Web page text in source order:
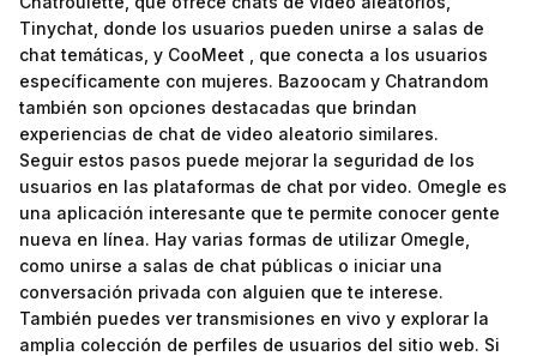
Tinychat, donde los usuarios pueden unirse a salas de
chat temáticas, y CooMeet , que conecta a los usuarios
específicamente con mujeres. Bazoocam y Chatrandom
también son opciones destacadas que brindan
experiencias de chat de video aleatorio similares.
Seguir estos pasos puede mejorar la seguridad de los
usuarios en las plataformas de chat por video. Omegle es
una aplicación interesante que te permite conocer gente
nueva en línea. Hay varias formas de utilizar Omegle,
como unirse a salas de chat públicas o iniciar una
conversación privada con alguien que te interese.
También puedes ver transmisiones en vivo y explorar la
amplia colección de perfiles de usuarios del sitio web. Si